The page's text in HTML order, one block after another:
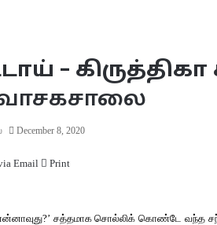
–
December 8, 2020
Email Print
என்னாவுது?’ சத்தமாக சொல்லிக் கொண்டே